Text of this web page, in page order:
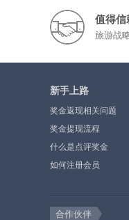
值得信
旅游战
新手上路
奖金返现相关问题
奖金提现流程
什么是点评奖金
如何注册会员
合作伙伴